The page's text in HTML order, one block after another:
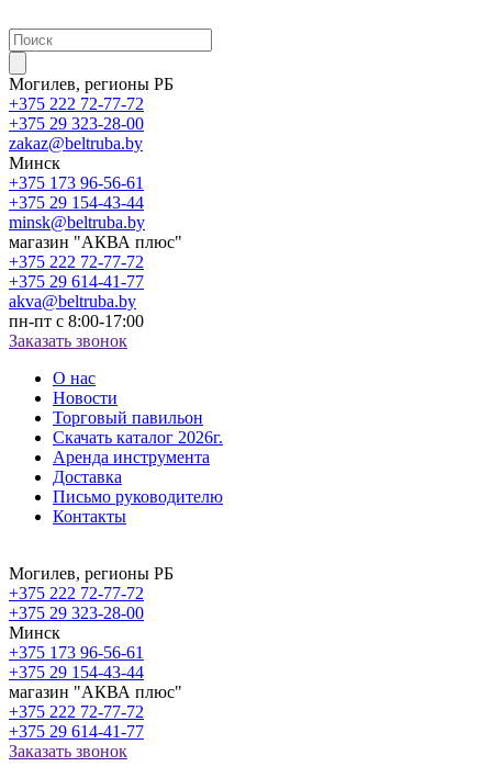
Могилев, регионы РБ
+375 222 72-77-72
+375 29 323-28-00
zakaz@beltruba.by
Минск
+375 173 96-56-61
+375 29 154-43-44
minsk@beltruba.by
магазин "АКВА плюс"
+375 222 72-77-72
+375 29 614-41-77
akva@beltruba.by
пн-пт с 8:00-17:00
Заказать звонок
О нас
Новости
Торговый павильон
Скачать каталог 2026г.
Аренда инструмента
Доставка
Письмо руководителю
Контакты
Могилев, регионы РБ
+375 222 72-77-72
+375 29 323-28-00
Минск
+375 173 96-56-61
+375 29 154-43-44
магазин "АКВА плюс"
+375 222 72-77-72
+375 29 614-41-77
Заказать звонок